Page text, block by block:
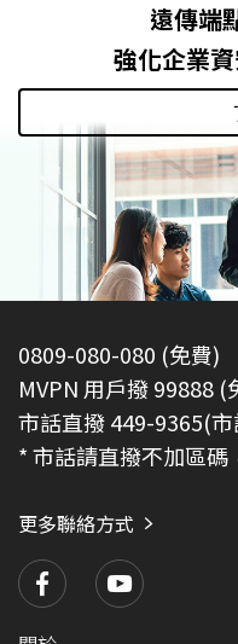
遠傳端
強化企業
0809-080-080 (免費)
MVPN 用戶撥 99888 (
市話直撥 449-9365(
* 市話請直撥不加區碼
更多聯絡方式